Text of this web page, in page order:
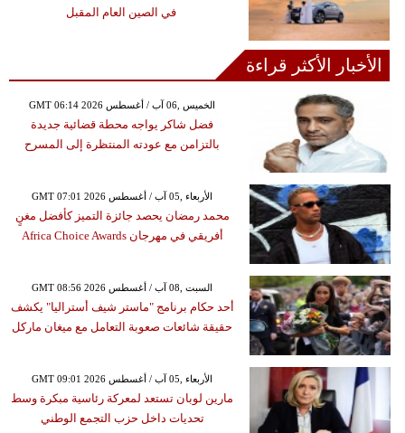
في الصين العام المقبل
الأخبار الأكثر قراءة
GMT 06:14 2026 الخميس ,06 آب / أغسطس
فضل شاكر يواجه محطة قضائية جديدة
بالتزامن مع عودته المنتظرة إلى المسرح
GMT 07:01 2026 الأربعاء ,05 آب / أغسطس
محمد رمضان يحصد جائزة التميز كأفضل مغنٍ
أفريقي في مهرجان Africa Choice Awards
GMT 08:56 2026 السبت ,08 آب / أغسطس
أحد حكام برنامج "ماستر شيف أستراليا" يكشف
حقيقة شائعات صعوبة التعامل مع ميغان ماركل
GMT 09:01 2026 الأربعاء ,05 آب / أغسطس
مارين لوبان تستعد لمعركة رئاسية مبكرة وسط
تحديات داخل حزب التجمع الوطني